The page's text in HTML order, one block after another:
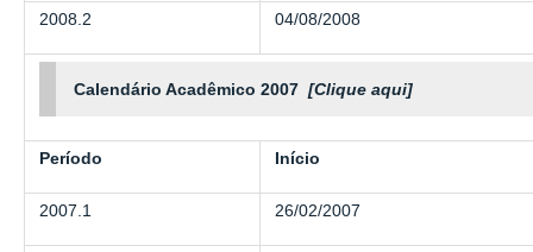
2008.2 04/08/2008
Calendário Acadêmico 2007 [Clique aqui]
Período Início
2007.1 26/02/2007